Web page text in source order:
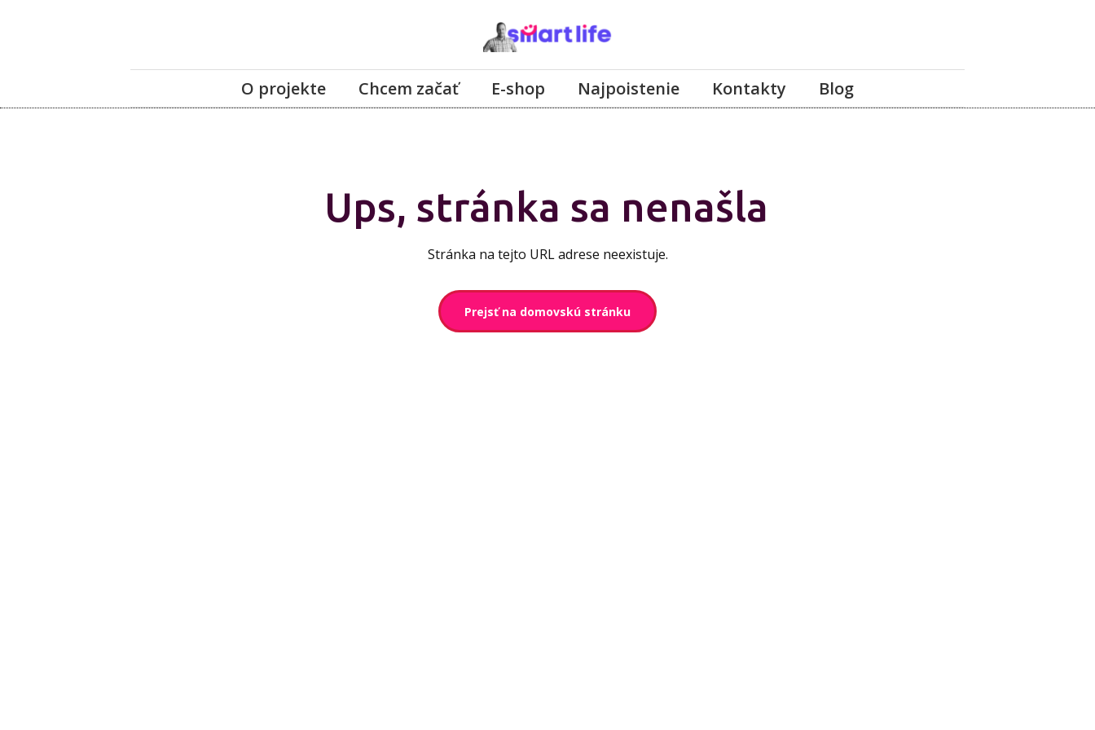
O projekte Chcem začať E-shop Najpoistenie Kontakty Blog
Ups, stránka sa nenašla
Stránka na tejto URL adrese neexistuje.
Prejsť na domovskú stránku